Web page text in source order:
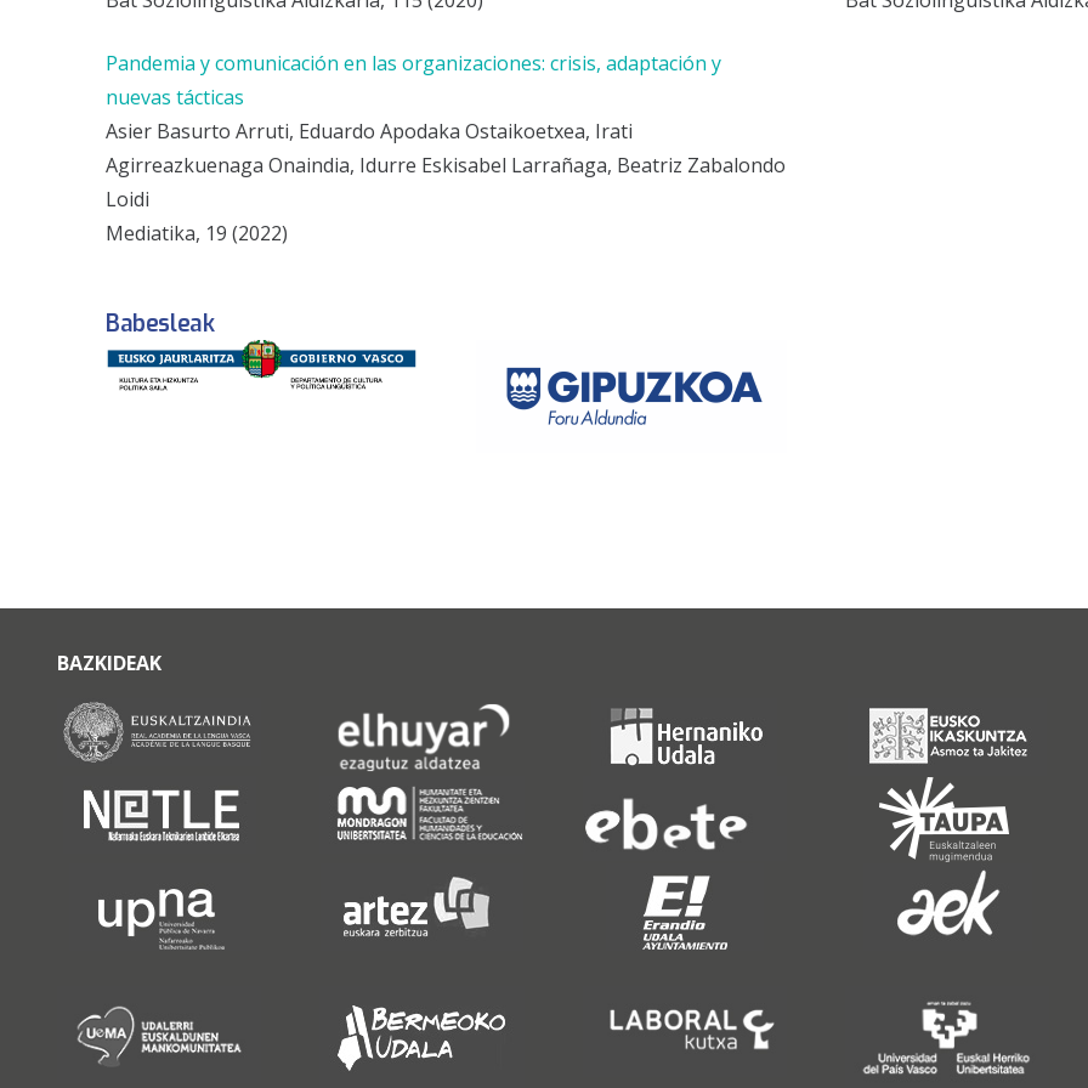
Pandemia y comunicación en las organizaciones: crisis, adaptación y
nuevas tácticas
Asier Basurto Arruti, Eduardo Apodaka Ostaikoetxea, Irati
Agirreazkuenaga Onaindia, Idurre Eskisabel Larrañaga, Beatriz Zabalondo
Loidi
Mediatika, 19 (2022)
Babesleak
BAZKIDEAK